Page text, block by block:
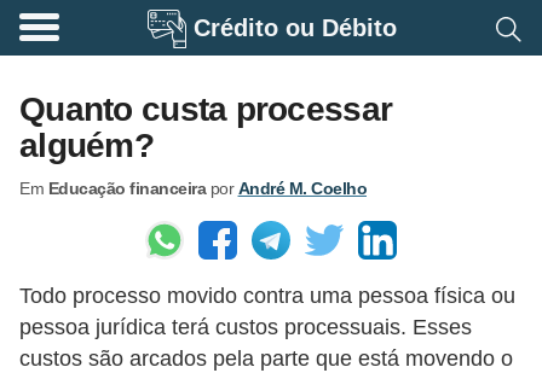
Crédito ou Débito
Quanto custa processar
alguém?
Em Educação financeiraporAndré M. Coelho
Todo processo movido contra uma pessoa física ou
pessoa jurídica terá custos processuais. Esses
custos são arcados pela parte que está movendo o
A
o
s
e
a
d